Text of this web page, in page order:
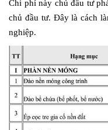
Chi phí này chủ đầu tư
chủ đầu tư. Đây là cách
nghiệp.